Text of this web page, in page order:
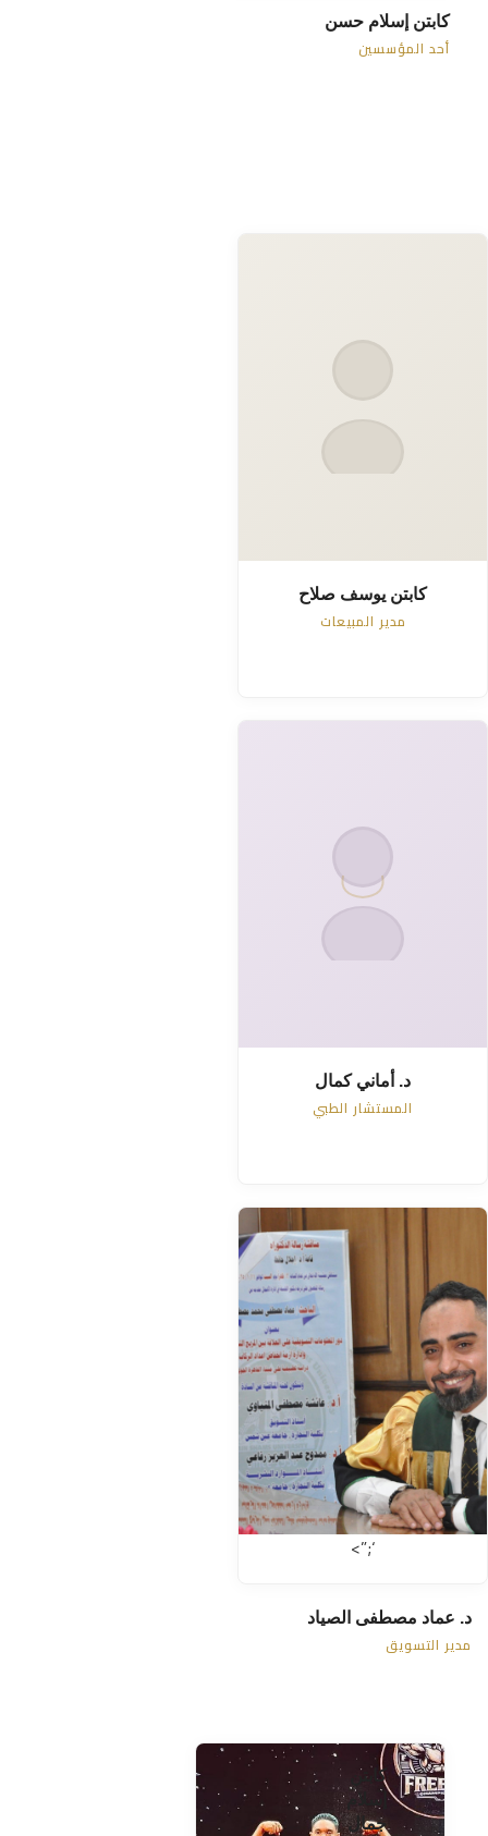
كابتن إسلام حسن
أحد المؤسسين
كابتن يوسف صلاح
مدير المبيعات
د. أماني كمال
المستشار الطبي
📢
‘;”>
د. عماد مصطفى الصياد
مدير التسويق
كابتن
إسلام
جمال